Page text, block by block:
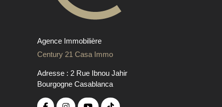
Agence Immobilière
Century 21 Casa Immo
Adresse : 2 Rue Ibnou Jahir
Bourgogne Casablanca